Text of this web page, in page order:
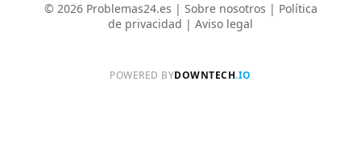
© 2026 Problemas24.es | Sobre nosotros | Política
de privacidad | Aviso legal
POWERED BYDOWNTECH.IO